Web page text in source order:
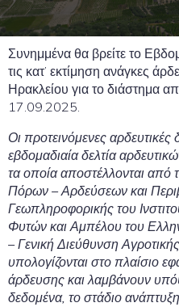
Συνημμένα θα βρείτε το
τις κατ’ εκτίμηση ανάγκες
Ηρακλείου για το διάστημα
17.09.2025.
Οι προτεινόμενες αρδευτικές
εβδομαδιαία δελτία
τα οποία αποστέλλονται από
Πόρων – Αρδεύσεων και
Γεωπληροφορικής του
Φυτών και Αμπέλου του
– Γενική Διεύθυνση
υπολογίζονται στο πλαίσιο
άρδευσης και λαμβάνουν
δεδομένα, το στάδιο